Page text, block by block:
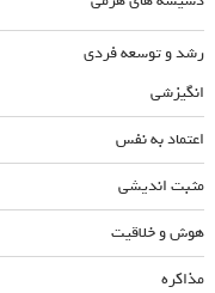
رشد و توسعه فردی
انگیزشی
اعتماد به نفس
مثبت اندیشی
هوش و خلاقیت
مذاکره